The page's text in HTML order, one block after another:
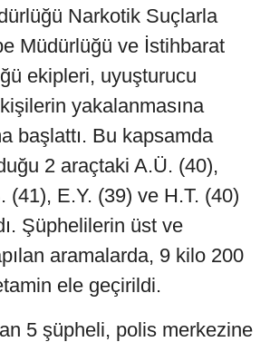
Narkotik Suçlarla
Müdürlüğü ve İstihbarat
ekipleri, uyuşturucu
yakalanmasına
başlattı. Bu kapsamda
2 araçtaki A.Ü. (40),
(41), E.Y. (39) ve H.T. (40)
Şüphelilerin üst ve
aramalarda, 9 kilo 200
ele geçirildi.
5 şüpheli, polis merkezine